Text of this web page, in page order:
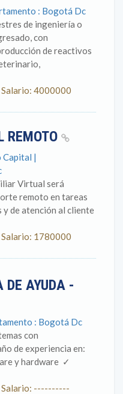
: Bogotá Dc
de ingeniería o
con
de reactivos
4000000
REMOTO
|
Virtual será
remoto en tareas
de atención al cliente
1780000
DE AYUDA -
: Bogotá Dc
con
de experiencia en:
y hardware ​ ✓
----------